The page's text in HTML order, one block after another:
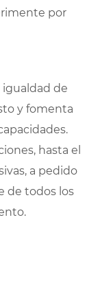
por
igualdad de
y fomenta
hasta el
a pedido
de todos los